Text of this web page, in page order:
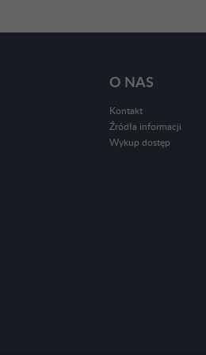
O NAS
Kontakt
Źródła informacji
Wykup dostęp